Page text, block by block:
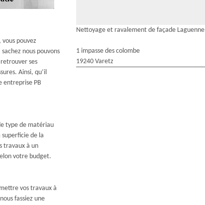
pouvez
nous pouvons
ses
Ainsi, qu’il
entreprise PB
type de matériau
de la
travaux à un
votre budget.
vos travaux à
fassiez une
Nettoyage et ravalement de façade Laguenne
1 impasse des colombe
19240 Varetz